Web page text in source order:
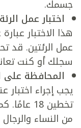
جسمك.
اختبار عمل الرئة
هذا الاختبار
عمل الرئتين. قد
سجلك أو كنت
المحافظة على
يجب إجراء اختبار
تخطين
من النساء والرجال